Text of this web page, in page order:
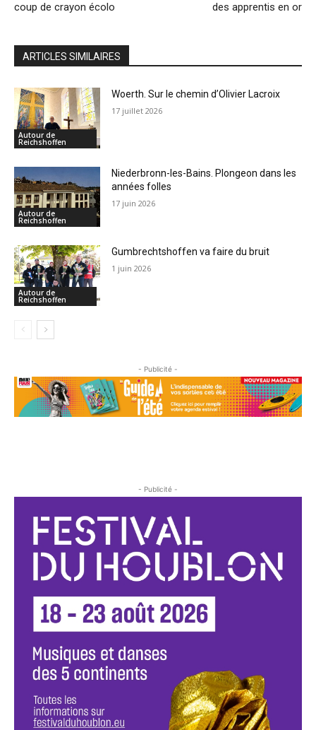
coup de crayon écolo
des apprentis en or
ARTICLES SIMILAIRES
Autour de
Reichshoffen
Woerth. Sur le chemin d’Olivier Lacroix
17 juillet 2026
Autour de
Reichshoffen
Niederbronn-les-Bains. Plongeon dans les
années folles
17 juin 2026
Autour de
Reichshoffen
Gumbrechtshoffen va faire du bruit
1 juin 2026
- Publicité -
- Publicité -